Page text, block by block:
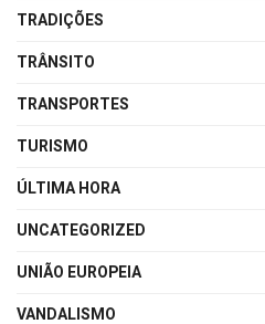
TRADIÇÕES
TRÂNSITO
TRANSPORTES
TURISMO
ÚLTIMA HORA
UNCATEGORIZED
UNIÃO EUROPEIA
VANDALISMO